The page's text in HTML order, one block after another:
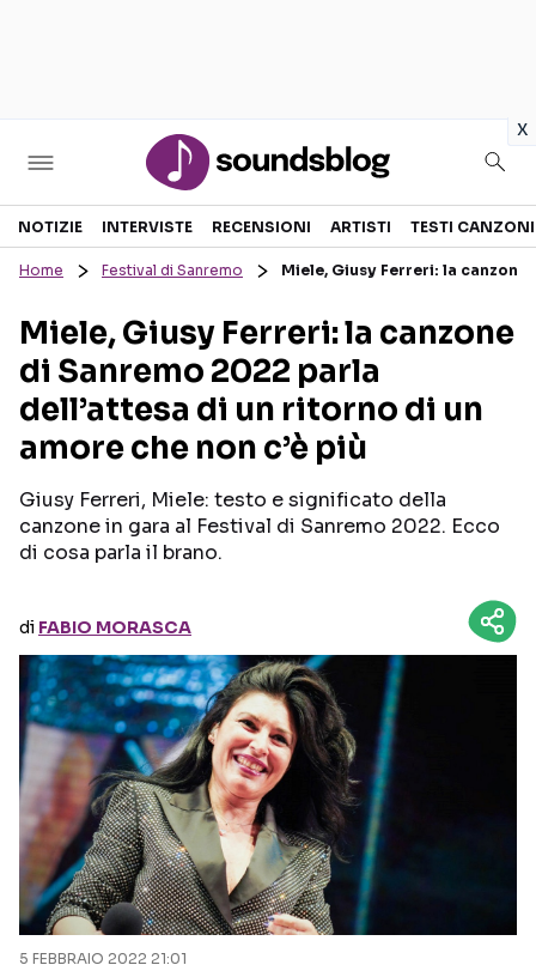
x
Sezioni
RECENSIONI MUSICALI
INTERVISTE
GOSSIP E CURIOSITÀ
TESTI CANZONI
TOUR ED EVENTI
TALENT SHOW
NOTIZIE INTERVISTE RECENSIONI ARTISTI TESTI CANZONI
Home Festival di Sanremo Miele, Giusy Ferreri: la canzone
Miele, Giusy Ferreri: la canzone
di Sanremo 2022 parla
dell’attesa di un ritorno di un
amore che non c’è più
Giusy Ferreri, Miele: testo e significato della
canzone in gara al Festival di Sanremo 2022. Ecco
di cosa parla il brano.
di FABIO MORASCA
5 FEBBRAIO 2022 21:01